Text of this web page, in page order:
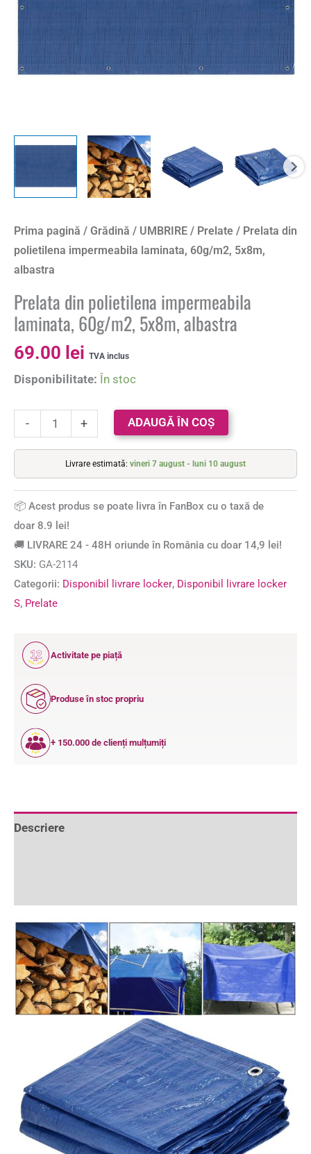
Prima pagină / Grădină / UMBRIRE / Prelate / Prelata din
polietilena impermeabila laminata, 60g/m2, 5x8m,
albastra
Prelata din polietilena impermeabila
laminata, 60g/m2, 5x8m, albastra
69.00 lei TVA inclus
Disponibilitate: În stoc
-
albastra
+ ADAUGĂ ÎN COȘ
Livrare estimată: vineri 7 august - luni 10 august
📦 Acest produs se poate livra în FanBox cu o taxă de
doar 8.9 lei!
🚚 LIVRARE 24 - 48H oriunde în România cu doar 14,9 lei!
SKU: GA-2114
Categorii: Disponibil livrare locker, Disponibil livrare locker
S, Prelate
12
ANI
Activitate pe piață
Produse în stoc propriu
+ 150.000 de clienți mulțumiți
Descriere